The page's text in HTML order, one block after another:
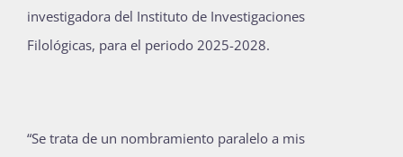
investigadora del Instituto de Investigaciones
Filológicas, para el periodo 2025-2028.
“Se trata de un nombramiento paralelo a mis